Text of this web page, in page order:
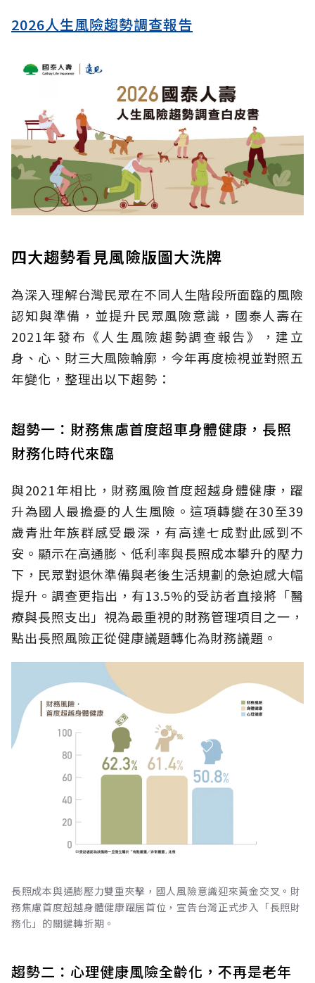
2026人生風險趨勢調查報告
四大趨勢看見風險版圖大洗牌
為深入理解台灣民眾在不同人生階段所面臨的風險
認知與準備，並提升民眾風險意識，國泰人壽在
2021年發布《人生風險趨勢調查報告》，建立
身、心、財三大風險輪廓，今年再度檢視並對照五
年變化，整理出以下趨勢：
趨勢一：財務焦慮首度超車身體健康，長照
財務化時代來臨
與2021年相比，財務風險首度超越身體健康，躍
升為國人最擔憂的人生風險。這項轉變在30至39
歲青壯年族群感受最深，有高達七成對此感到不
安。顯示在高通膨、低利率與長照成本攀升的壓力
下，民眾對退休準備與老後生活規劃的急迫感大幅
提升。調查更指出，有13.5%的受訪者直接將「醫
療與長照支出」視為最重視的財務管理項目之一，
點出長照風險正從健康議題轉化為財務議題。
長照成本與通膨壓力雙重夾擊，國人風險意識迎來黃金交叉。財
務焦慮首度超越身體健康躍居首位，宣告台灣正式步入「長照財
務化」的關鍵轉折期。
趨勢二：心理健康風險全齡化，不再是老年